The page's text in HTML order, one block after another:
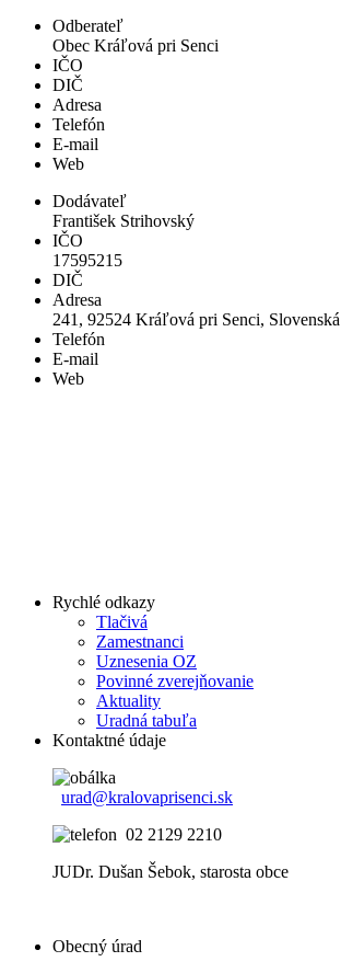
Odberateľ
Obec Kráľová pri Senci
IČO
DIČ
Adresa
Telefón
E-mail
Web
Dodávateľ
František Strihovský
IČO
17595215
DIČ
Adresa
241, 92524 Kráľová pri Senci,
Telefón
E-mail
Web
Rychlé odkazy
Tlačivá
Zamestnanci
Uznesenia OZ
Povinné zverejňovanie
Aktuality
Uradná tabuľa
Kontaktné údaje
urad@kralovaprisenci.sk
02 2129 2210
JUDr. Dušan Šebok, starosta obce
Obecný úrad